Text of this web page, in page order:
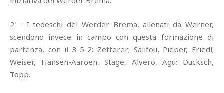
2' - I tedeschi del Werder Brema, allenati da Werner,
scendono invece in campo con questa formazione di
partenza, con il 3-5-2: Zetterer; Salifou, Pieper, Friedl;
Weiser, Hansen-Aaroen, Stage, Alvero, Agu; Ducksch,
Topp.